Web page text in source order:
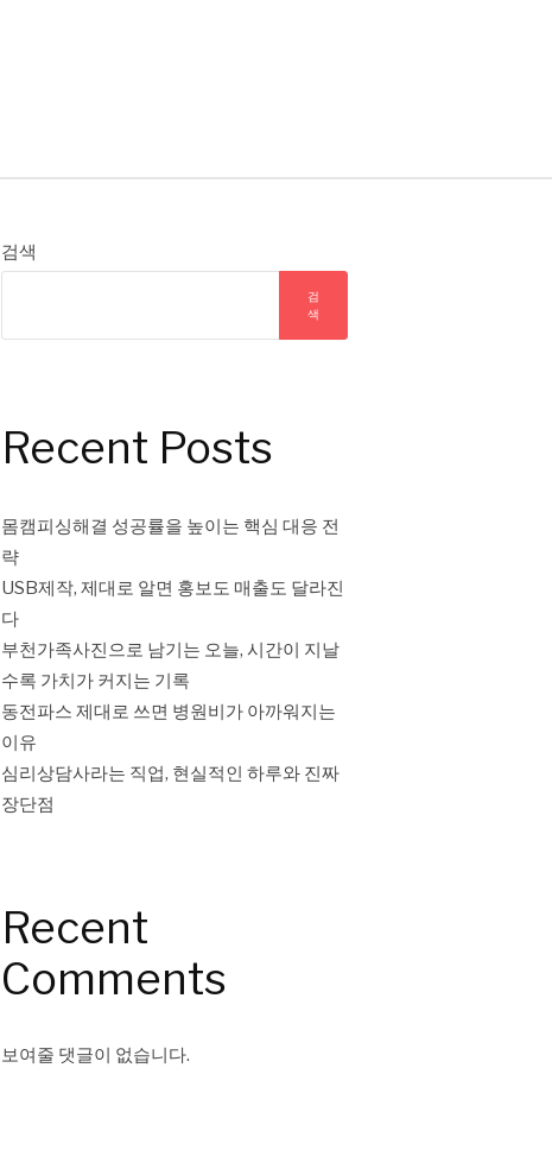
검색
검
색
Recent Posts
몸캠피싱해결 성공률을 높이는 핵심 대응 전
략
USB제작, 제대로 알면 홍보도 매출도 달라진
다
부천가족사진으로 남기는 오늘, 시간이 지날
수록 가치가 커지는 기록
동전파스 제대로 쓰면 병원비가 아까워지는
이유
심리상담사라는 직업, 현실적인 하루와 진짜
장단점
Recent
Comments
보여줄 댓글이 없습니다.